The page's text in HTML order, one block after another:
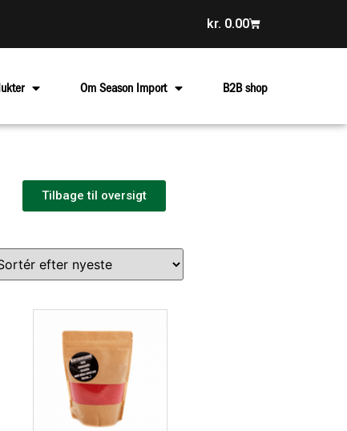
kr. 0.00
Om Season Import B2B shop
Tilbage til oversigt